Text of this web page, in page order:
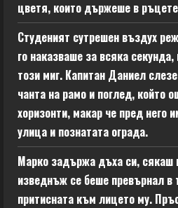
цветя, които държеше в
Студеният сутрешен въздух
го наказваше за всяка
този миг. Капитан Даниел
чанта на рамо и поглед, който
хоризонти, макар че пред него
улица и познатата ограда.
Марко задържа дъха си, сякаш
изведнъж се беше превърнал в
притисната към лицето му.